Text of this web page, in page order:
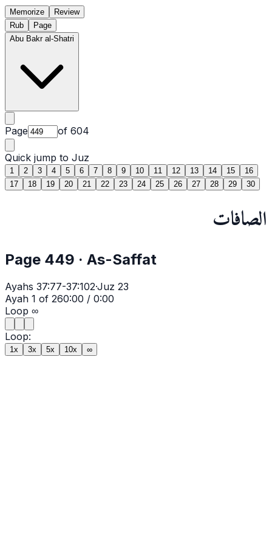
Memorize
Review
Rub
Page
Abu Bakr al-Shatri
Page of 604
Quick jump to Juz
1 2 3 4 5 6 7 8 9 10 11 12 13 14 15
16
17
18 19 20 21 22 23 24 25 26 27 28 29 30
الصافات
Page 449 · As-Saffat
Ayahs 37:77-37:102·Juz 23
Ayah 1 of 260:00 / 0:00
Loop ∞
Loop:
1x 3x 5x 10x ∞